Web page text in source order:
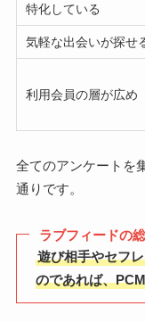
特化している
気軽な出会いが探せ
利用会員の層が広め
全てのアンケートを
通りです。
ラブフィードの
遊び相手やセフ
のであれば、